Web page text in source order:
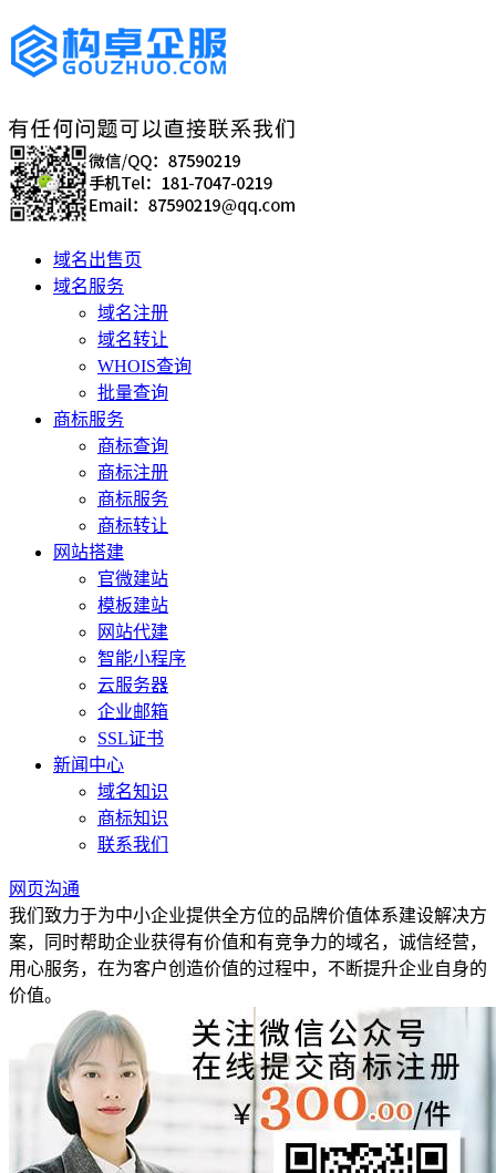
域名出售页
域名服务
域名注册
域名转让
WHOIS查询
批量查询
商标服务
商标查询
商标注册
商标服务
商标转让
网站搭建
官微建站
模板建站
网站代建
智能小程序
云服务器
企业邮箱
SSL证书
新闻中心
域名知识
商标知识
联系我们
网页沟通
我们致力于为中小企业提供全方位的品牌价值体系建设解决方
案，同时帮助企业获得有价值和有竞争力的域名，诚信经营，
用心服务，在为客户创造价值的过程中，不断提升企业自身的
价值。